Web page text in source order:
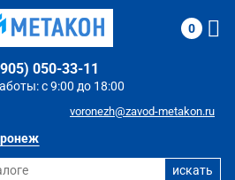
с 9:00 до 18:00
050-33-11
voronezh@zavod-metakon.ru
0